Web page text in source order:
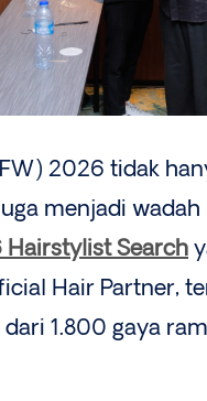
2026 tidak
menjadi
Hairstylist Search
Hair Partner,
1.800 gaya